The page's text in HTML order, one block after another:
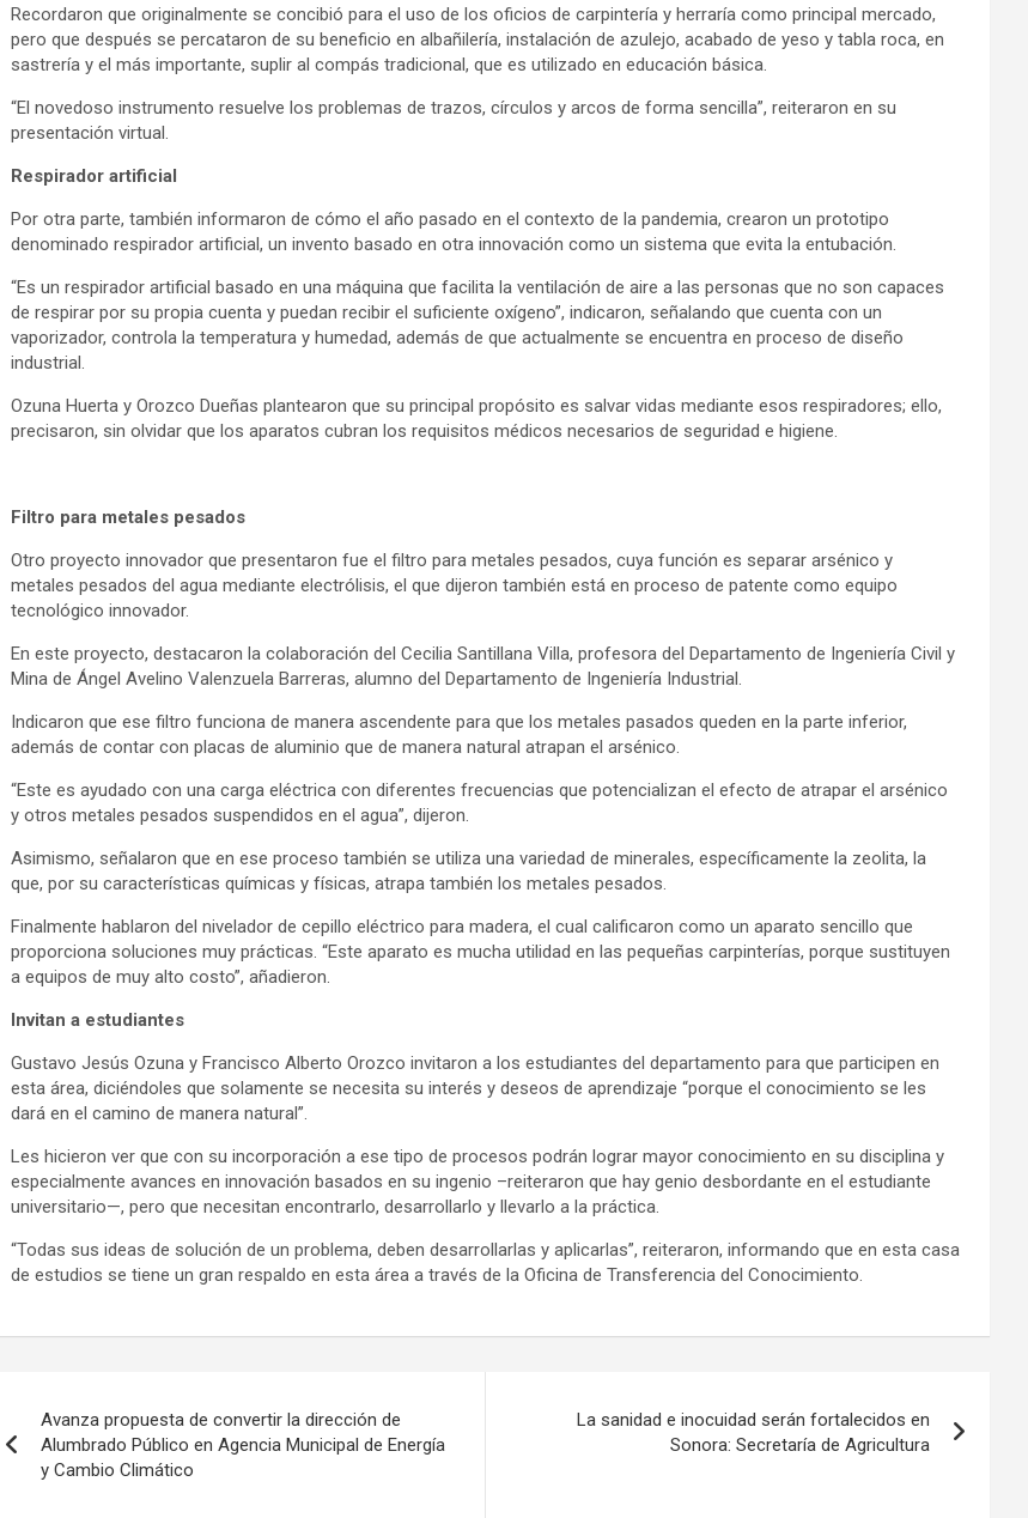
Recordaron que originalmente se concibió para el uso de los oficios de carpintería y herraría como principal mercado,
pero que después se percataron de su beneficio en albañilería, instalación de azulejo, acabado de yeso y tabla roca, en
sastrería y el más importante, suplir al compás tradicional, que es utilizado en educación básica.
“El novedoso instrumento resuelve los problemas de trazos, círculos y arcos de forma sencilla”, reiteraron en su
presentación virtual.
Respirador artificial
Por otra parte, también informaron de cómo el año pasado en el contexto de la pandemia, crearon un prototipo
denominado respirador artificial, un invento basado en otra innovación como un sistema que evita la entubación.
“Es un respirador artificial basado en una máquina que facilita la ventilación de aire a las personas que no son capaces
de respirar por su propia cuenta y puedan recibir el suficiente oxígeno”, indicaron, señalando que cuenta con un
vaporizador, controla la temperatura y humedad, además de que actualmente se encuentra en proceso de diseño
industrial.
Ozuna Huerta y Orozco Dueñas plantearon que su principal propósito es salvar vidas mediante esos respiradores; ello,
precisaron, sin olvidar que los aparatos cubran los requisitos médicos necesarios de seguridad e higiene.
Filtro para metales pesados
Otro proyecto innovador que presentaron fue el filtro para metales pesados, cuya función es separar arsénico y
metales pesados del agua mediante electrólisis, el que dijeron también está en proceso de patente como equipo
tecnológico innovador.
En este proyecto, destacaron la colaboración del Cecilia Santillana Villa, profesora del Departamento de Ingeniería Civil y
Mina de Ángel Avelino Valenzuela Barreras, alumno del Departamento de Ingeniería Industrial.
Indicaron que ese filtro funciona de manera ascendente para que los metales pasados queden en la parte inferior,
además de contar con placas de aluminio que de manera natural atrapan el arsénico.
“Este es ayudado con una carga eléctrica con diferentes frecuencias que potencializan el efecto de atrapar el arsénico
y otros metales pesados suspendidos en el agua”, dijeron.
Asimismo, señalaron que en ese proceso también se utiliza una variedad de minerales, específicamente la zeolita, la
que, por su características químicas y físicas, atrapa también los metales pesados.
Finalmente hablaron del nivelador de cepillo eléctrico para madera, el cual calificaron como un aparato sencillo que
proporciona soluciones muy prácticas. “Este aparato es mucha utilidad en las pequeñas carpinterías, porque sustituyen
a equipos de muy alto costo”, añadieron.
Invitan a estudiantes
Gustavo Jesús Ozuna y Francisco Alberto Orozco invitaron a los estudiantes del departamento para que participen en
esta área, diciéndoles que solamente se necesita su interés y deseos de aprendizaje “porque el conocimiento se les
dará en el camino de manera natural”.
Les hicieron ver que con su incorporación a ese tipo de procesos podrán lograr mayor conocimiento en su disciplina y
especialmente avances en innovación basados en su ingenio –reiteraron que hay genio desbordante en el estudiante
universitario—, pero que necesitan encontrarlo, desarrollarlo y llevarlo a la práctica.
“Todas sus ideas de solución de un problema, deben desarrollarlas y aplicarlas”, reiteraron, informando que en esta casa
de estudios se tiene un gran respaldo en esta área a través de la Oficina de Transferencia del Conocimiento.
de
entradas
Avanza propuesta de convertir la dirección de
Alumbrado Público en Agencia Municipal de Energía
y Cambio Climático
La sanidad e inocuidad serán fortalecidos en
Sonora: Secretaría de Agricultura